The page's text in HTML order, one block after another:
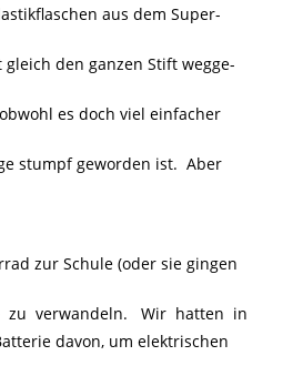
aus dem Super-
den ganzen Stift wegge-
es doch viel einfacher
stumpf geworden ist. Aber
zur Schule (oder sie gingen
zu verwandeln. Wir hatten in
davon, um elektrischen